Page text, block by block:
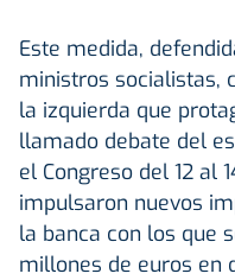
Este medida,
ministros socialistas,
la izquierda que
llamado debate del
el Congreso del 12 al
impulsaron nuevos
la banca con los que
millones de euros en